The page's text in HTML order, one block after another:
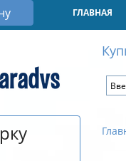
ГЛАВНАЯ